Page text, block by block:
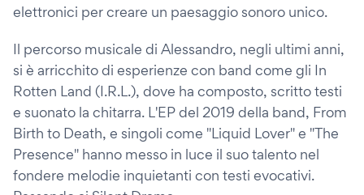
elettronici per creare un paesaggio sonoro unico.
Il percorso musicale di Alessandro, negli ultimi anni,
si è arricchito di esperienze con band come gli In
Rotten Land (I.R.L.), dove ha composto, scritto testi
e suonato la chitarra. L'EP del 2019 della band, From
Birth to Death, e singoli come "Liquid Lover" e "The
Presence" hanno messo in luce il suo talento nel
fondere melodie inquietanti con testi evocativi.